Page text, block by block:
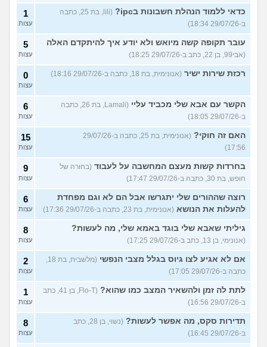
כדאי ללמוד הנהלת חשבונות בipc?
(lili, בת 25, כתבה
ב-29/07/26 18:34)
1
עצות
עובר תקופה קשה מיואש ולא יודע איך להיתקדם האלה
(אבי99, בן 22, כתב ב-29/07/26 18:25)
5
עצות
רכזת שירות ישיר (אנונימית, בת 18, כתבה ב-29/07/26 18:16) 0
עצות
הקשר עם אבא שלי מכביד עליי
(Lamali, בת 26, כתבה
ב-29/07/26 18:05)
6
עצות
האם זה חוקי?
(אנונימית, בת 25, כתבה ב-29/07/26
17:56)
15
עצות
בחרדות קשות מעצם המחשבה על לעבוד (בחורה של
חופש, בת 30, כתבה ב-29/07/26 17:47)
9
עצות
רוצה שההורים שלי יתגרשו אבל הם לא וגם מפחדת
להעלות את הנושא (אנונימית, בת 23, כתבה ב-29/07/26 17:36)
6
עצות
גיליתי שאבא שלי בוגד באמא שלי, מה לעשות?
(אנונימי, בן 13, כתב ב-29/07/26 17:25)
8
עצות
אם לא אגיע לצו גיוס בגלל מצבי הנפשי
(מלשבית, בת 18,
כתבה ב-29/07/26 17:05)
2
עצות
לתת לה זמן ולהשאיר המצב כמו שהוא?
(Flo-T, בן 41, כתב
ב-29/07/26 16:56)
1
עצות
תדירות סקס, מה אפשר לעשות?
(נשוי, בן 28, כתב
ב-29/07/26 16:45)
8
עצות